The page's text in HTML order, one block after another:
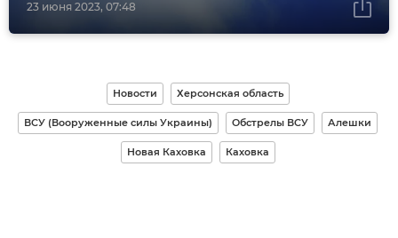
23 июня 2023, 07:48
Новости Херсонская область
ВСУ (Вооруженные силы Украины) Обстрелы ВСУ Алешки
Новая Каховка Каховка